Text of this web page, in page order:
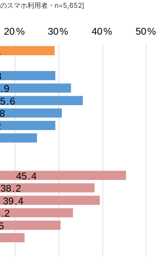
スマホ利用者・n=5,652]